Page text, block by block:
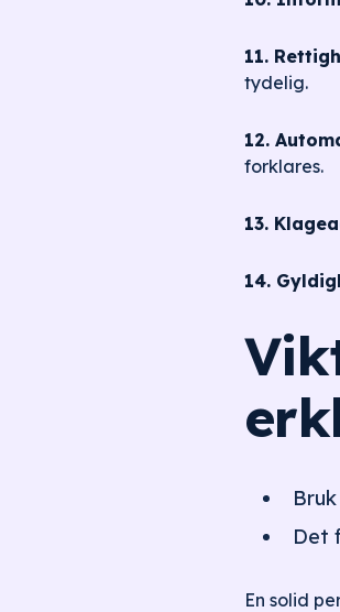
11.
tydelig.
12.
forklares.
13.
14.
Det
En solid